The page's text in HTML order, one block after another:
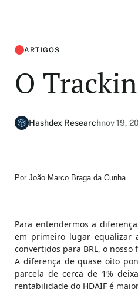
ARTIGOS
O
Hashdex Researchnov 19,
Por João Marco Braga da Cunha
Para entendermos a
em primeiro lugar equalizar
convertidos para BRL, o
A diferença de quase oito
parcela de cerca de 1%
rentabilidade do HDAIF é